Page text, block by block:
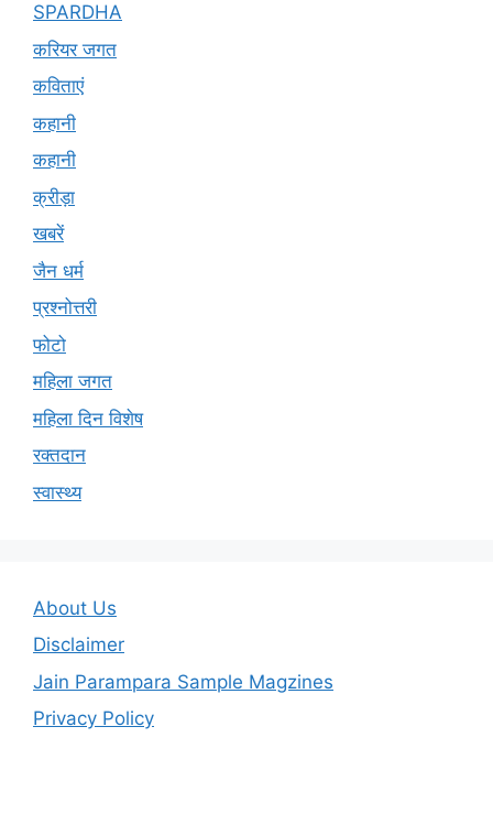
SPARDHA
करियर जगत
कविताएं
कहानी
कहानी
क्रीड़ा
खबरें
जैन धर्म
प्रश्नोत्तरी
फोटो
महिला जगत
महिला दिन विशेष
रक्तदान
स्वास्थ्य
About Us
Disclaimer
Jain Parampara Sample Magzines
Privacy Policy